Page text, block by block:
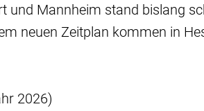
und Mannheim stand bislang
neuen Zeitplan kommen in
2026)